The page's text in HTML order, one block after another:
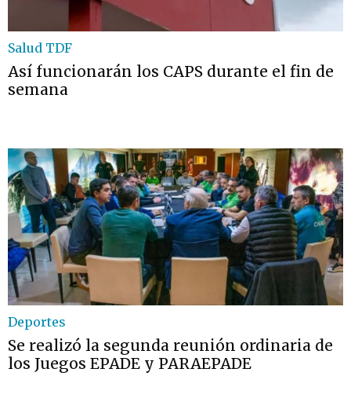
Salud TDF
Así funcionarán los CAPS durante el fin de
semana
Deportes
Se realizó la segunda reunión ordinaria de
los Juegos EPADE y PARAEPADE